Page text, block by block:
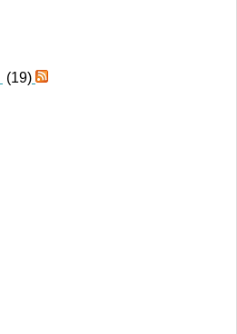
(19)